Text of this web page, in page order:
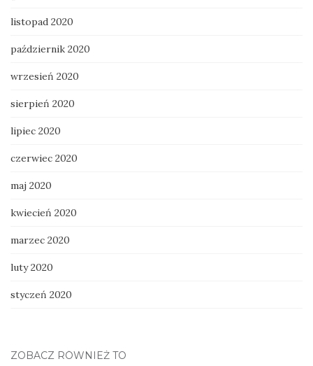
listopad 2020
październik 2020
wrzesień 2020
sierpień 2020
lipiec 2020
czerwiec 2020
maj 2020
kwiecień 2020
marzec 2020
luty 2020
styczeń 2020
ZOBACZ RÓWNIEŻ TO